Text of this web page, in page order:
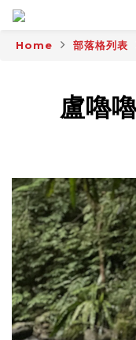
Home 部落格列表
盧嚕